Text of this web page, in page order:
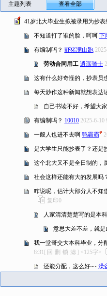
主题列表 查看全部
41岁北大毕业生拟被录用为抄
不知道打了谁的脸，呵呵 下
有编制吗？ 野猪满山跑
劳动合同用工 逍遥骑士
这有什么好奇怪的，抄表员
每天炒作这种新闻就想表达
自己书读不好，希望大
有编制吗？ 10010 2025-6-10
一般人也进不去啊 鸭霸霸
是大学生只能抄表了？还是
这个北大又不是全日制的，
社会这样还能有大的发展吗
咋说呢，估计大部分人不知
复印0
人家清清楚楚写的是本
意思大差不差，就
我一堂哥交大本科毕业，分
8:31 [ 回 删 锁 滤 ] <125字>
还能分配，这么好~~ 澡